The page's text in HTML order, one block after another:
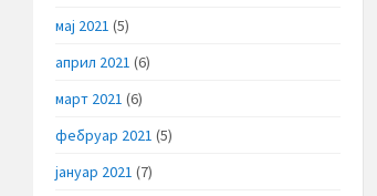
мај 2021 (5)
април 2021 (6)
март 2021 (6)
фебруар 2021 (5)
јануар 2021 (7)